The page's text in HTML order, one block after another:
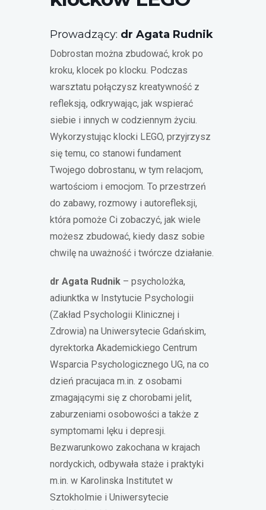
Prowadzący: dr Agata Rudnik
Dobrostan można zbudować, krok po
kroku, klocek po klocku. Podczas
warsztatu połączysz kreatywność z
refleksją, odkrywając, jak wspierać
siebie i innych w codziennym życiu.
Wykorzystując klocki LEGO, przyjrzysz
się temu, co stanowi fundament
Twojego dobrostanu, w tym relacjom,
wartościom i emocjom. To przestrzeń
do zabawy, rozmowy i autorefleksji,
która pomoże Ci zobaczyć, jak wiele
możesz zbudować, kiedy dasz sobie
chwilę na uważność i twórcze działanie.
dr Agata Rudnik – psycholożka,
adiunktka w Instytucie Psychologii
(Zakład Psychologii Klinicznej i
Zdrowia) na Uniwersytecie Gdańskim,
dyrektorka Akademickiego Centrum
Wsparcia Psychologicznego UG, na co
dzień pracujaca m.in. z osobami
zmagającymi się z chorobami jelit,
zaburzeniami osobowości a także z
symptomami lęku i depresji.
Bezwarunkowo zakochana w krajach
nordyckich, odbywała staże i praktyki
m.in. w Karolinska Institutet w
Sztokholmie i Uniwersytecie